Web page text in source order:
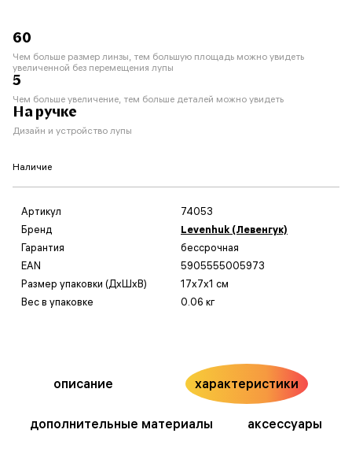
60
Чем больше размер линзы, тем большую площадь можно увидеть
увеличенной без перемещения лупы
5
Чем больше увеличение, тем больше деталей можно увидеть
На ручке
Дизайн и устройство лупы
Наличие
Артикул
74053
Бренд
Levenhuk (Левенгук)
Гарантия
бессрочная
EAN
5905555005973
Размер упаковки (ДxШxВ)
17x7x1 см
Вес в упаковке
0.06 кг
описание характеристики
дополнительные материалы аксессуары